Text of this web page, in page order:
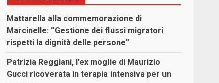
Mattarella alla commemorazione di
Marcinelle: “Gestione dei flussi migratori
rispetti la dignità delle persone”
Patrizia Reggiani, l’ex moglie di Maurizio
Gucci ricoverata in terapia intensiva per un